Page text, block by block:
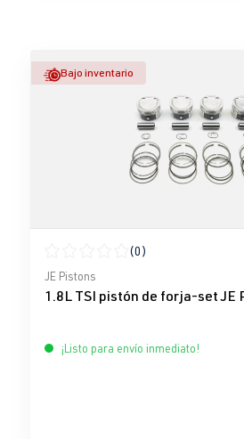
Bajo inventario
Calificación promedio de 0 de 5
(0)
JE Pistons
1.8L TSI pistón de forja-set JE
¡Listo para envío inmediato!